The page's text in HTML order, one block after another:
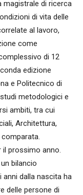
magistrale di ricerca
di vita delle
al lavoro,
come
di 12
edizione
e Politecnico di
metodologici e
ambiti, tra cui
Architettura,
il prossimo anno.
bilancio
anni dalla nascita ha
delle persone di